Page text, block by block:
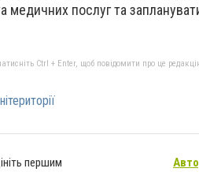
медичних послуг та
Ctrl + Enter, щоб повідомити про це
першим